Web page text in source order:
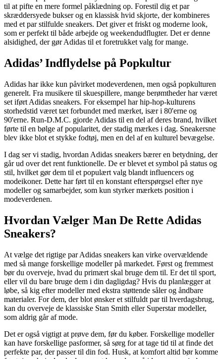
til at pifte en mere formel påklædning op. Forestil dig et par
skræddersyede bukser og en klassisk hvid skjorte, der kombineres
med et par stilfulde sneakers. Det giver et friskt og moderne look,
som er perfekt til både arbejde og weekendudflugter. Det er denne
alsidighed, der gør Adidas til et foretrukket valg for mange.
Adidas’ Indflydelse på Popkultur
Adidas har ikke kun påvirket modeverdenen, men også popkulturen
generelt. Fra musikere til skuespillere, mange berømtheder har været
set iført Adidas sneakers. For eksempel har hip-hop-kulturens
storhedstid været tæt forbundet med mærket, især i 80'erne og
90'erne. Run-D.M.C. gjorde Adidas til en del af deres brand, hvilket
førte til en bølge af popularitet, der stadig mærkes i dag. Sneakersne
blev ikke blot et stykke fodtøj, men en del af en kulturel bevægelse.
I dag ser vi stadig, hvordan Adidas sneakers bærer en betydning, der
går ud over det rent funktionelle. De er blevet et symbol på status og
stil, hvilket gør dem til et populært valg blandt influencers og
modeikoner. Dette har ført til en konstant efterspørgsel efter nye
modeller og samarbejder, som kun styrker mærkets position i
modeverdenen.
Hvordan Vælger Man De Rette Adidas
Sneakers?
At vælge det rigtige par Adidas sneakers kan virke overvældende
med så mange forskellige modeller på markedet. Først og fremmest
bør du overveje, hvad du primært skal bruge dem til. Er det til sport,
eller vil du bare bruge dem i din dagligdag? Hvis du planlægger at
løbe, så kig efter modeller med ekstra støttende såler og åndbare
materialer. For dem, der blot ønsker et stilfuldt par til hverdagsbrug,
kan du overveje de klassiske Stan Smith eller Superstar modeller,
som aldrig går af mode.
Det er også vigtigt at prøve dem, før du køber. Forskellige modeller
kan have forskellige pasformer, så sørg for at tage tid til at finde det
perfekte par, der passer til din fod. Husk, at komfort altid bør komme